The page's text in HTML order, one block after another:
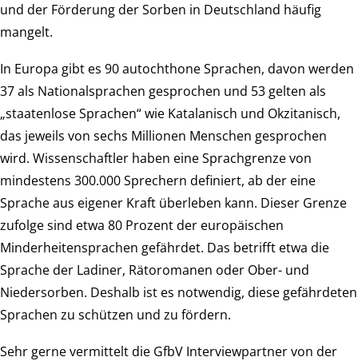
und der Förderung der Sorben in Deutschland häufig
mangelt.
In Europa gibt es 90 autochthone Sprachen, davon werden
37 als Nationalsprachen gesprochen und 53 gelten als
„staatenlose Sprachen“ wie Katalanisch und Okzitanisch,
das jeweils von sechs Millionen Menschen gesprochen
wird. Wissenschaftler haben eine Sprachgrenze von
mindestens 300.000 Sprechern definiert, ab der eine
Sprache aus eigener Kraft überleben kann. Dieser Grenze
zufolge sind etwa 80 Prozent der europäischen
Minderheitensprachen gefährdet. Das betrifft etwa die
Sprache der Ladiner, Rätoromanen oder Ober- und
Niedersorben. Deshalb ist es notwendig, diese gefährdeten
Sprachen zu schützen und zu fördern.
Sehr gerne vermittelt die GfbV Interviewpartner von der